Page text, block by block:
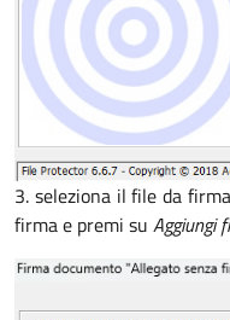
3. seleziona il file da
firma e premi su Aggiungi